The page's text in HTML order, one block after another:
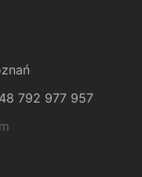
792 977 957